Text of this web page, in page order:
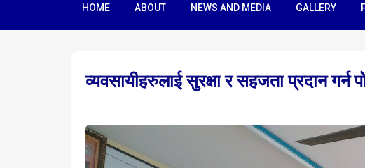
HOME ABOUT NEWS AND MEDIA GALLERY
व्यवसायीहरुलाई सुरक्षा र सहजता प्रदान गर्न